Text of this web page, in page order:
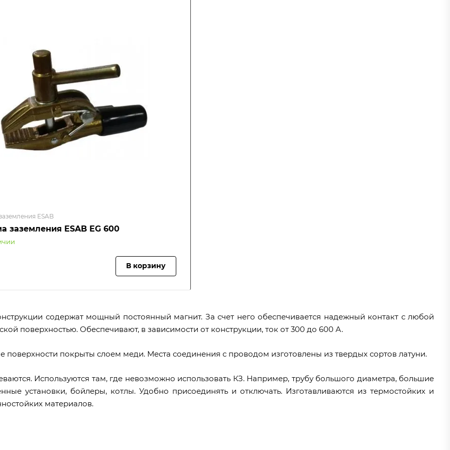
ESAB
заземления ESAB EG 600
В корзину
содержат мощный постоянный магнит. За счет него обеспечивается надежный контакт с любой
поверхностью. Обеспечивают, в зависимости от конструкции, ток от 300 до 600 А.
поверхности покрыты слоем меди. Места соединения с проводом изготовлены из твердых сортов латуни.
Используются там, где невозможно использовать КЗ. Например, трубу большого диаметра, большие
установки, бойлеры, котлы. Удобно присоединять и отключать. Изготавливаются из термостойких и
материалов.